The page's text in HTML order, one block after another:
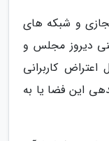
و شبکه های
دیروز مجلس و
کاربرانی
این فضا یا به